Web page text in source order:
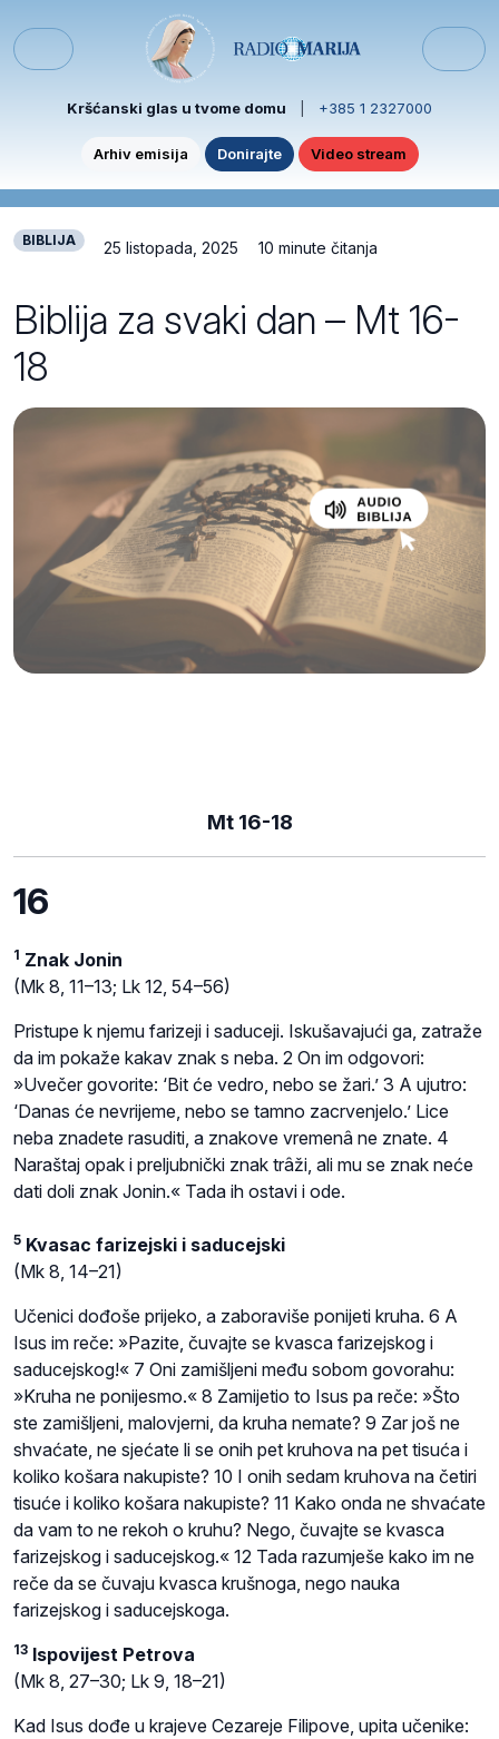
Menu
Kršćanski glas u tvome domu +385 1 2327000
Arhiv emisija Donirajte Video stream
BIBLIJA 25 listopada, 2025 10 minute čitanja
Biblija za svaki dan – Mt 16-
18
Mt 16-18
16
1 Znak Jonin
(Mk 8, 11–13; Lk 12, 54–56)
Pristupe k njemu farizeji i saduceji. Iskušavajući ga, zatraže
da im pokaže kakav znak s neba. 2 On im odgovori:
»Uvečer govorite: ‘Bit će vedro, nebo se žari.’ 3 A ujutro:
‘Danas će nevrijeme, nebo se tamno zacrvenjelo.’ Lice
neba znadete rasuditi, a znakove vremenâ ne znate. 4
Naraštaj opak i preljubnički znak trâži, ali mu se znak neće
dati doli znak Jonin.« Tada ih ostavi i ode.
5 Kvasac farizejski i saducejski
(Mk 8, 14–21)
Učenici dođoše prijeko, a zaboraviše ponijeti kruha. 6 A
Isus im reče: »Pazite, čuvajte se kvasca farizejskog i
saducejskog!« 7 Oni zamišljeni među sobom govorahu:
»Kruha ne ponijesmo.« 8 Zamijetio to Isus pa reče: »Što
ste zamišljeni, malovjerni, da kruha nemate? 9 Zar još ne
shvaćate, ne sjećate li se onih pet kruhova na pet tisuća i
koliko košara nakupiste? 10 I onih sedam kruhova na četiri
tisuće i koliko košara nakupiste? 11 Kako onda ne shvaćate
da vam to ne rekoh o kruhu? Nego, čuvajte se kvasca
farizejskog i saducejskog.« 12 Tada razumješe kako im ne
reče da se čuvaju kvasca krušnoga, nego nauka
farizejskog i saducejskoga.
13 Ispovijest Petrova
(Mk 8, 27–30; Lk 9, 18–21)
Kad Isus dođe u krajeve Cezareje Filipove, upita učenike: